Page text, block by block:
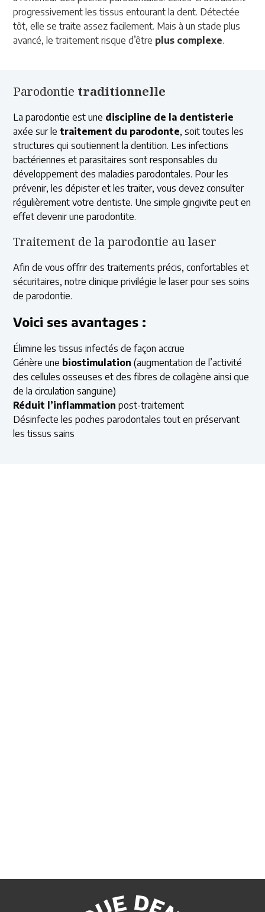
progressivement les tissus entourant la dent. Détectée
tôt, elle se traite assez facilement. Mais à un stade plus
avancé, le traitement risque d’être plus complexe.
Parodontie traditionnelle
La parodontie est une discipline de la dentisterie
axée sur letraitement du parodonte, soit toutes les
structures qui soutiennent la dentition. Les infections
bactériennes et parasitaires sont responsables du
développement des maladies parodontales. Pour les
prévenir, les dépister et les traiter, vous devez consulter
régulièrement votre dentiste. Une simple gingivite peut en
effet devenir une parodontite.
Traitement de la parodontie au laser
Afin de vous offrir des traitements précis, confortables et
sécuritaires, notre clinique privilégie le laser pour ses soins
de parodontie.
Voici ses avantages :
Élimine les tissus infectés de façon accrue
Génère une biostimulation (augmentation de l’activité
des cellules osseuses et des fibres de collagène ainsi que
de la circulation sanguine)
Réduit l’inflammation post-traitement
Désinfecte les poches parodontales tout en préservant
les tissus sains